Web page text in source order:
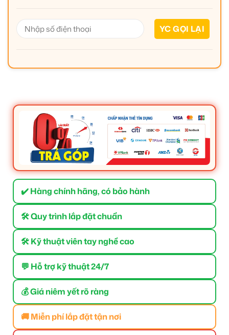
✔️ Hàng chính hãng, có bảo hành
🛠 Quy trình lắp đặt chuẩn
🛠 Kỹ thuật viên tay nghề cao
💬 Hỗ trợ kỹ thuật 24/7
💰 Giá niêm yết rõ ràng
🚚 Miễn phí lắp đặt tận nơi